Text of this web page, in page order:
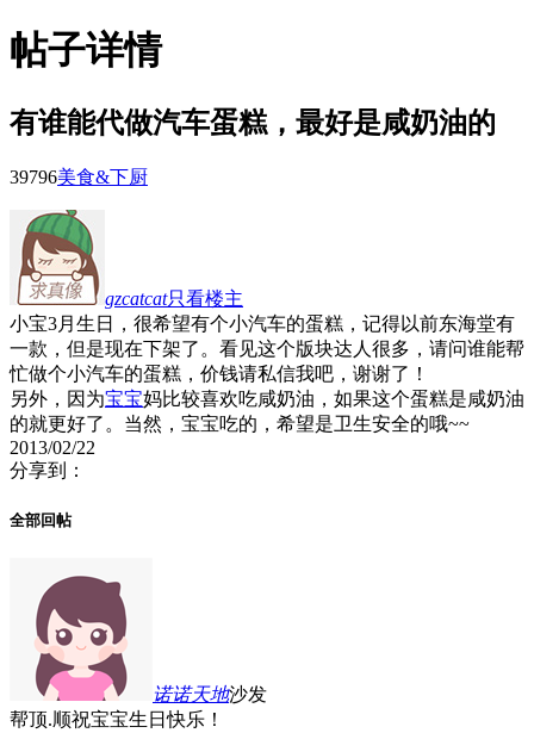
帖子详情
有谁能代做汽车蛋糕，最好是咸奶油的
39796美食&下厨
gzcatcat只看楼主
小宝3月生日，很希望有个小汽车的蛋糕，记得以前东海堂有
一款，但是现在下架了。看见这个版块达人很多，请问谁能帮
忙做个小汽车的蛋糕，价钱请私信我吧，谢谢了！
另外，因为宝宝妈比较喜欢吃咸奶油，如果这个蛋糕是咸奶油
的就更好了。当然，宝宝吃的，希望是卫生安全的哦~~
2013/02/22
分享到：
全部回帖
诺诺天地沙发
帮顶.顺祝宝宝生日快乐！